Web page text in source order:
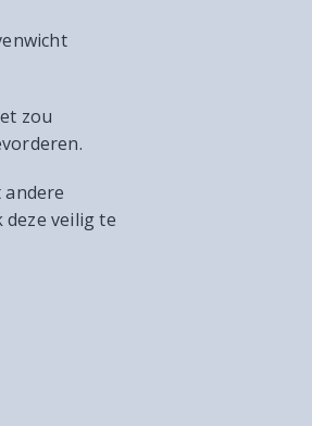
zou
veilig te